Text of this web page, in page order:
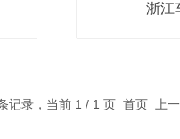
浙江
记录，当前 1 / 1 页 首页 上